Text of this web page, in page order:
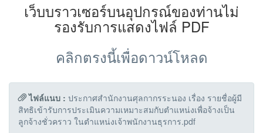
เว็บบราวเซอร์บนอุปกรณ์ของท่านไม่
รองรับการแสดงไฟล์ PDF
คลิกตรงนี้เพื่อดาวน์โหลด
ไฟล์แนบ : ประกาศสำนักงานศุลกากรระนอง เรื่อง รายชื่อผู้มี
สิทธิเข้ารับการประเมินความเหมาะสมกับตำแหน่งเพื่อจ้างเป็น
ลูกจ้างชั่วคราว ในตำแหน่งเจ้าพนักงานธุรการ.pdf